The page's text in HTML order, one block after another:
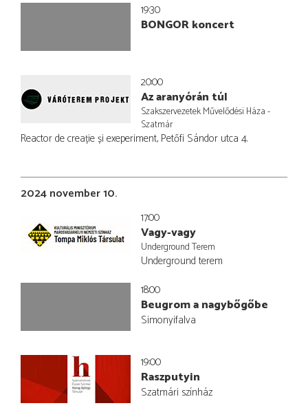
19:30
BONGOR koncert
20:00
Az aranyórán túl
Szakszervezetek Művelődési Háza -
Szatmár
Reactor de creație și exeperiment, Petőfi Sándor utca 4.
2024 november 10.
17:00
Vagy-vagy
Underground Terem
Underground terem
18:00
Beugrom a nagybőgőbe
Simonyifalva
19:00
Raszputyin
Szatmári színház